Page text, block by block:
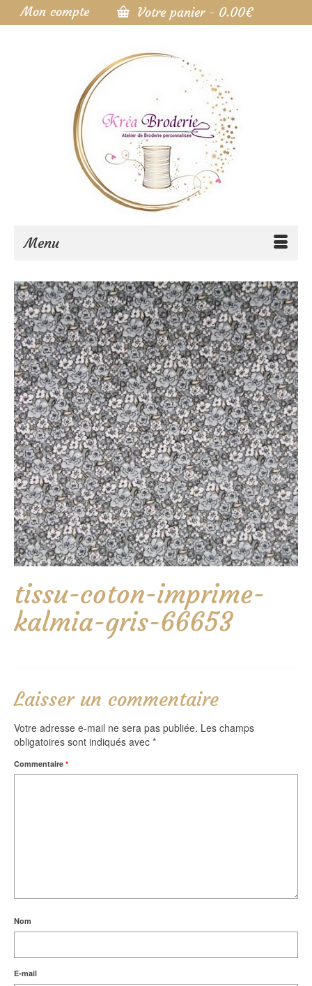
Mon compte Votre panier - 0.00€
Menu
tissu-coton-imprime-
kalmia-gris-66653
Laisser un commentaire
Votre adresse e-mail ne sera pas publiée. Les champs
obligatoires sont indiqués avec *
Commentaire *
Nom
E-mail